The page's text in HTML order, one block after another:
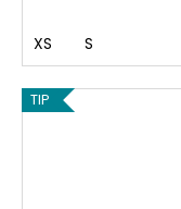
XS S
TIP